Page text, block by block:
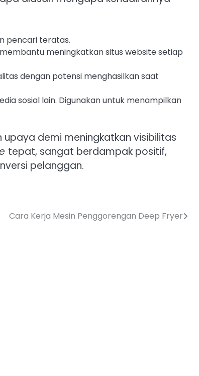
pencari teratas.
meningkatkan situs website setiap
dengan potensi menghasilkan saat
sosial lain. Digunakan untuk menampilkan
demi meningkatkan visibilitas
tepat, sangat berdampak positif,
pelanggan.
Cara Kerja Mesin Penggorengan Deep Fryer